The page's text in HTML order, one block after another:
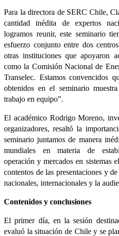
Para la directora de SERC Chile,
cantidad inédita de expertos
logramos reunir, este seminario
esfuerzo conjunto entre dos
otras instituciones que apoyaron
como la Comisión Nacional de
Transelec. Estamos convencidos
obtenidos en el seminario
trabajo en equipo”.
El académico Rodrigo Moreno,
organizadores, resaltó la
seminario juntamos de manera
mundiales en materia de
operación y mercados en sistemas
contentos de las presentaciones y
nacionales, internacionales y la
Contenidos y conclusiones
El primer día, en la sesión
evaluó la situación de Chile y se